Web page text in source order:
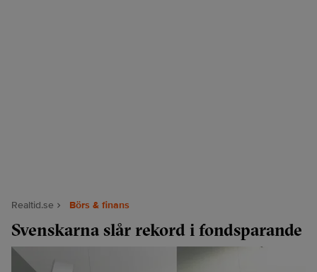
Realtid.se Börs & finans
Svenskarna slår rekord i fondsparande